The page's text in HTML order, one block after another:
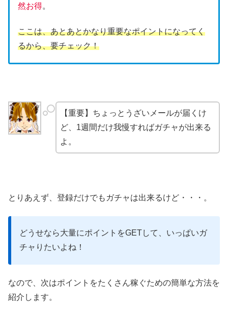
然お得。
ここは、あとあとかなり重要なポイントになってく
るから、要チェック！
【重要】ちょっとうざいメールが届くけ
ど、1週間だけ我慢すればガチャが出来る
よ。
とりあえず、登録だけでもガチャは出来るけど・・・。
どうせなら大量にポイントをGETして、いっぱいガ
チャりたいよね！
なので、次はポイントをたくさん稼ぐための簡単な方法を
紹介します。